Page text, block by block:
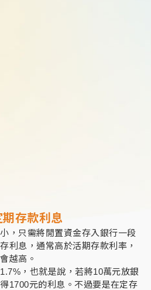
期存款利息
，只需將閒置資金存入銀行一段
利息，通常高於活期存款利率，
越高。
，也就是說，若將10萬元放銀
1700元的利息。不過要是在定存